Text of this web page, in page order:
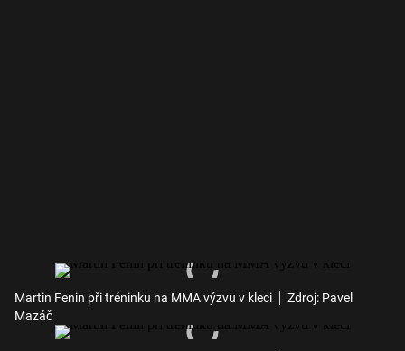
Martin Fenin při tréninku na MMA výzvu v kleci
Zdroj: Pavel
Mazáč